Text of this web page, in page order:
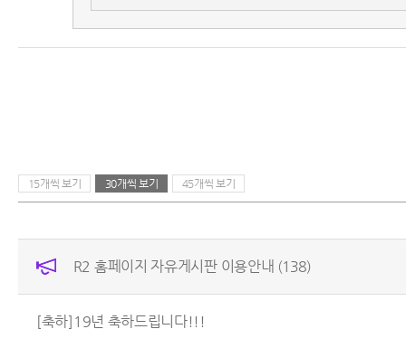
15개씩 보기 30개씩 보기 45개씩 보기
R2 홈페이지 자유게시판 이용안내 (138)
[축하]19년 축하드립니다!!!